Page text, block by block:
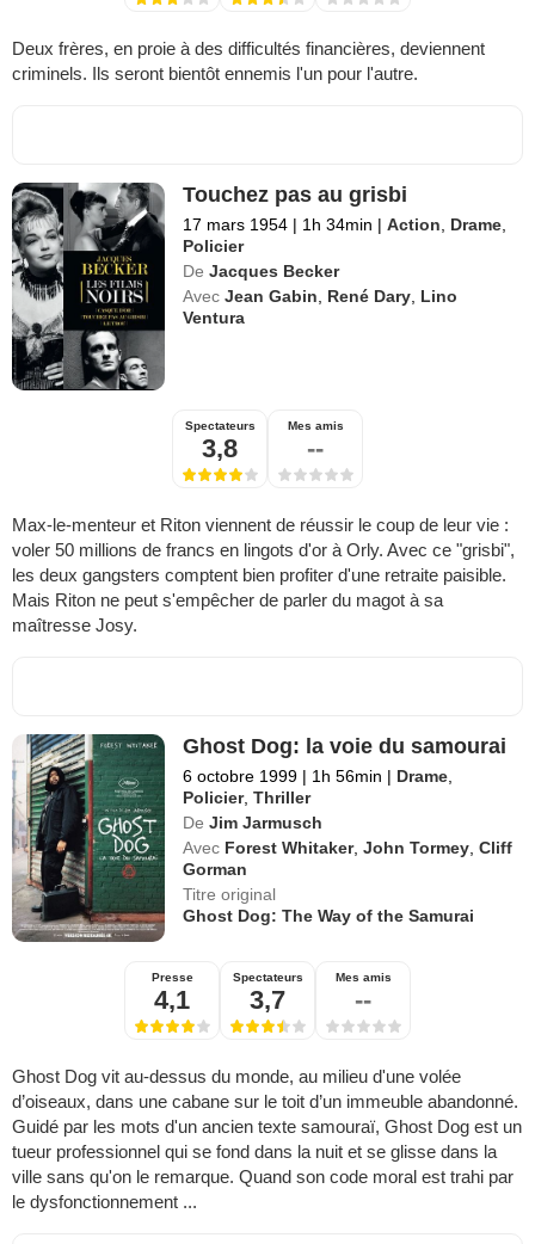
Deux frères, en proie à des difficultés financières, deviennent
criminels. Ils seront bientôt ennemis l'un pour l'autre.
Touchez pas au grisbi
17 mars 1954 | 1h 34min | Action Drame
Policier
De Jacques Becker
Avec Jean Gabin René Dary Lino
Ventura
Spectateurs
3,8
Mes amis
--
Max-le-menteur et Riton viennent de réussir le coup de leur vie :
voler 50 millions de francs en lingots d'or à Orly. Avec ce "grisbi",
les deux gangsters comptent bien profiter d'une retraite paisible.
Mais Riton ne peut s'empêcher de parler du magot à sa
maîtresse Josy.
Ghost Dog: la voie du samourai
6 octobre 1999 | 1h 56min | Drame
Policier,Thriller
De Jim Jarmusch
Avec Forest Whitaker,John Tormey ,Cliff
Gorman
Titre original
Ghost Dog: The Way of the Samurai
Presse
4,1
Spectateurs
3,7
Mes amis
--
Ghost Dog vit au-dessus du monde, au milieu d'une volée
d’oiseaux, dans une cabane sur le toit d’un immeuble abandonné.
Guidé par les mots d'un ancien texte samouraï, Ghost Dog est un
tueur professionnel qui se fond dans la nuit et se glisse dans la
ville sans qu'on le remarque. Quand son code moral est trahi par
le dysfonctionnement ...